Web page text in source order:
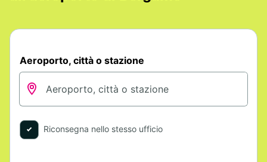
Aeroporto, città o stazione
Riconsegna nello stesso ufficio